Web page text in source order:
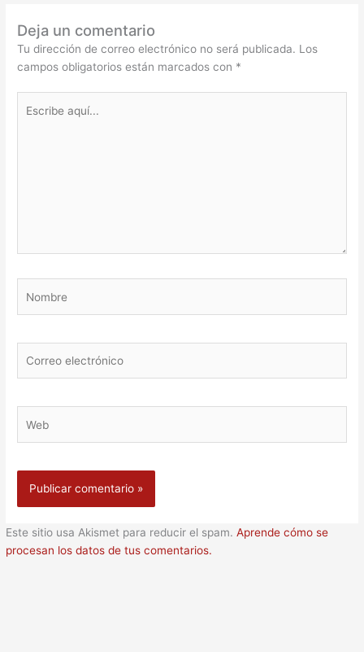
Deja un comentario
Tu dirección de correo electrónico no será publicada. Los
campos obligatorios están marcados con *
aquí...
electrónico
Este sitio usa Akismet para reducir el spam.Aprende cómo se
procesan los datos de tus comentarios.